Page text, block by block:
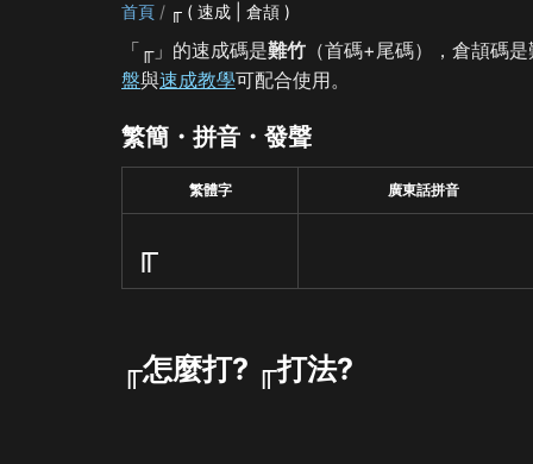
首頁 ╓ ( 速成 | 倉頡 )
「╓」的速成碼是難竹 （首碼+尾碼），倉頡碼
盤與速成教學可配合使用。
繁簡・拼音・發聲
繁體字 廣東話拼音
╓
╓怎麼打? ╓打法?